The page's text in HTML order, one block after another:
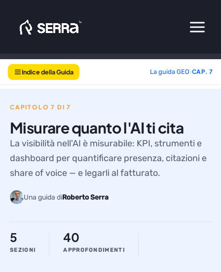
contenuto
Indice della Guida La guida GEO›CAP. 7
CAPITOLO 7 DI 7
Misurare quanto l'AI ti cita
La visibilità nell'AI è misurabile: KPI, strumenti e
dashboard per quantificare presenza, citazioni e
share of voice — e legarli al fatturato.
Una guida diRoberto Serra
5
SEZIONI
40
APPROFONDIMENTI